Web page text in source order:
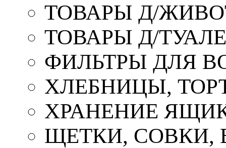
ТОВАРЫ Д/
ТОВАРЫ Д/
ФИЛЬТРЫ ДЛЯ
ХЛЕБНИЦЫ,
ХРАНЕНИЕ
ЩЕТКИ, СОВКИ,